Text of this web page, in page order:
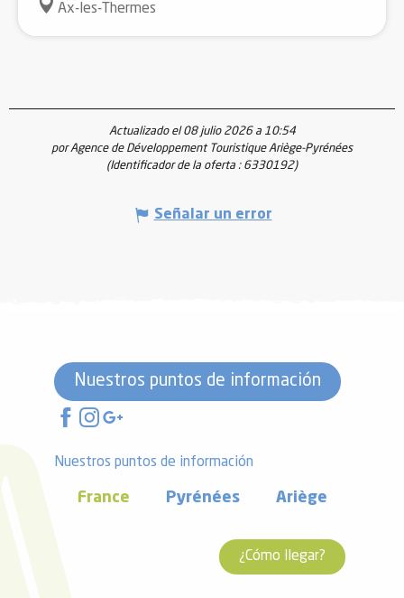
Ax-les-Thermes
Actualizado el 08 julio 2026 a 10:54
por Agence de Développement Touristique Ariège-Pyrénées
(Identificador de la oferta : 6330192)
Señalar un error
Nuestros puntos de información
Nuestros puntos de información
France Pyrénées Ariège
¿Cómo llegar?